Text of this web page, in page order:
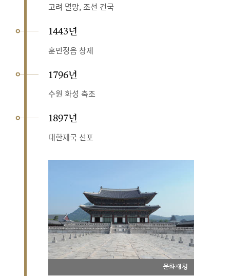
고려 멸망, 조선 건국
1443년
훈민정음 창제
1796년
수원 화성 축조
1897년
대한제국 선포
문화재청